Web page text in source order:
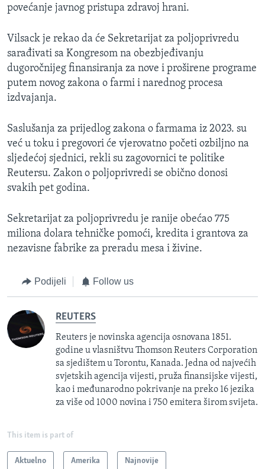
povećanje javnog pristupa zdravoj hrani.
Vilsack je rekao da će Sekretarijat za poljoprivredu
sarađivati sa Kongresom na obezbjeđivanju
dugoročnijeg finansiranja za nove i proširene programe
putem novog zakona o farmi i narednog procesa
izdvajanja.
Saslušanja za prijedlog zakona o farmama iz 2023. su
već u toku i pregovori će vjerovatno početi ozbiljno na
sljedećoj sjednici, rekli su zagovornici te politike
Reutersu. Zakon o poljoprivredi se obično donosi
svakih pet godina.
Sekretarijat za poljoprivredu je ranije obećao 775
miliona dolara tehničke pomoći, kredita i grantova za
nezavisne fabrike za preradu mesa i živine.
Podijeli Follow us
REUTERS
Reuters je novinska agencija osnovana 1851.
godine u vlasništvu Thomson Reuters Corporation
sa sjedištem u Torontu, Kanada. Jedna od najvećih
svjetskih agencija vijesti, pruža finansijske vijesti,
kao i međunarodno pokrivanje na preko 16 jezika
za više od 1000 novina i 750 emitera širom svijeta.
This item is part of
Aktuelno Amerika Najnovije